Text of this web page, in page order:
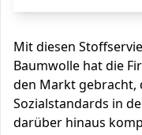
Mit diesen
Baumwolle hat die
den Markt gebracht,
Sozialstandards in
darüber hinaus